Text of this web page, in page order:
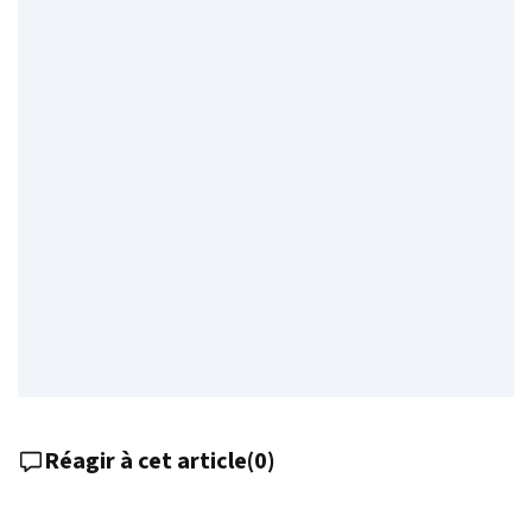
Réagir à cet article(0)